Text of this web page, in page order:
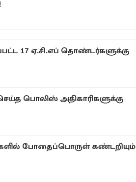
17 ஏ.சி.எப் தொண்டர்களுக்கு
பொலிஸ் அதிகாரிகளுக்கு
போதைப்பொருள் கண்டறியும்